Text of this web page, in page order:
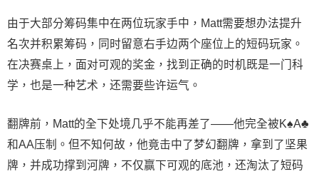
由于大部分筹码集中在两位玩家手中，Matt需要想办法提升
名次并积累筹码，同时留意右手边两个座位上的短码玩家。
在决赛桌上，面对可观的奖金，找到正确的时机既是一门科
学，也是一种艺术，还需要些许运气。
翻牌前，Matt的全下处境几乎不能再差了——他完全被K♠A♣
和AA压制。但不知何故，他竟击中了梦幻翻牌，拿到了坚果
牌，并成功撑到河牌，不仅赢下可观的底池，还淘汰了短码